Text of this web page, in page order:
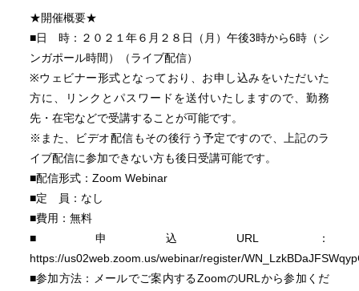
★開催概要★
■日 時：２０２１年６月２８日（月）午後3時から6時（シ
ンガポール時間）（ライブ配信）
※ウェビナー形式となっており、お申し込みをいただいた
方に、リンクとパスワードを送付いたしますので、勤務
先・在宅などで受講することが可能です。
※また、ビデオ配信もその後行う予定ですので、上記のラ
イブ配信に参加できない方も後日受講可能です。
■配信形式：Zoom Webinar
■定 員：なし
■費用：無料
■申込URL：
https://us02web.zoom.us/webinar/register/
■参加方法：メールでご案内するZoomのURLから参加くだ